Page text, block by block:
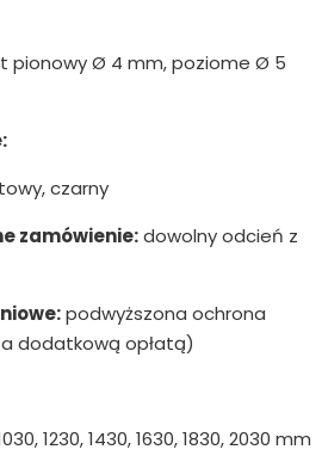
pionowy Ø 4 mm, poziome Ø 5
czarny
zamówienie:dowolny odcień z
podwyższona ochrona
dodatkową opłatą)
1230, 1430, 1630, 1830, 2030 mm